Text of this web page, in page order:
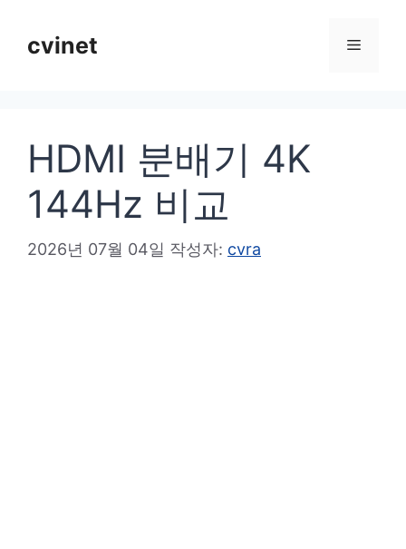
cvinet 메
HDMI 분배기 4K
144Hz 비교
2026년 07월 04일 작성자: cvra